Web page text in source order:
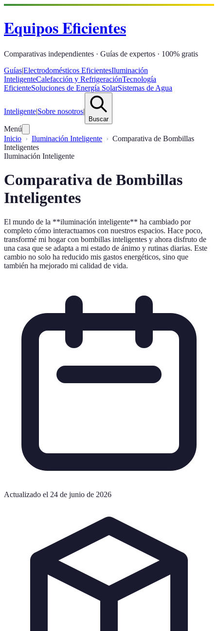
Equipos Eficientes
Comparativas independientes · Guías de expertos · 100% gratis
Guías|Electrodomésticos EficientesIluminación
InteligenteCalefacción y RefrigeraciónTecnología
EficienteSoluciones de Energía SolarSistemas de Agua
Inteligente|Sobre nosotros|
Buscar
Menú
Inicio
Iluminación Inteligente
Comparativa de Bombillas
Inteligentes
Iluminación Inteligente
Comparativa de Bombillas
Inteligentes
El mundo de la **iluminación inteligente** ha cambiado por
completo cómo interactuamos con nuestros espacios. Hace poco,
transformé mi hogar con bombillas inteligentes y ahora disfruto de
una casa que se adapta a mi estado de ánimo y rutinas diarias. Este
cambio no solo ha reducido mis gastos energéticos, sino que
también ha mejorado mi calidad de vida.
Actualizado el 24 de junio de 2026